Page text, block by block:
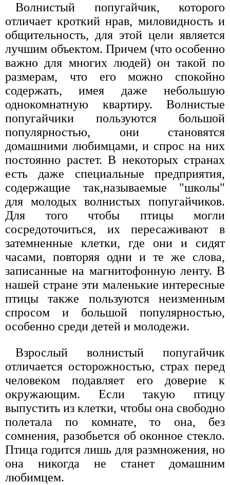
Волнистый попугайчик, которого
отличает кроткий нрав, миловидность и
общительность, для этой цели является
лучшим объектом. Причем (что особенно
важно для многих людей) он такой по
размерам, что его можно спокойно
содержать, имея даже небольшую
однокомнатную квартиру. Волнистые
попугайчики пользуются большой
популярностью, они становятся
домашними любимцами, и спрос на них
постоянно растет. В некоторых странах
есть даже специальные предприятия,
содержащие так,называемые "школы"
для молодых волнистых попугайчиков.
Для того чтобы птицы могли
сосредоточиться, их пересаживают в
затемненные клетки, где они и сидят
часами, повторяя одни и те же слова,
записанные на магнитофонную ленту. В
нашей стране эти маленькие интересные
птицы также пользуются неизменным
спросом и большой популярностью,
особенно среди детей и молодежи.
Взрослый волнистый попугайчик
отличается осторожностью, страх перед
человеком подавляет его доверие к
окружающим. Если такую птицу
выпустить из клетки, чтобы она свободно
полетала по комнате, то она, без
сомнения, разобьется об оконное стекло.
Птица годится лишь для размножения, но
она никогда не станет домашним
любимцем.